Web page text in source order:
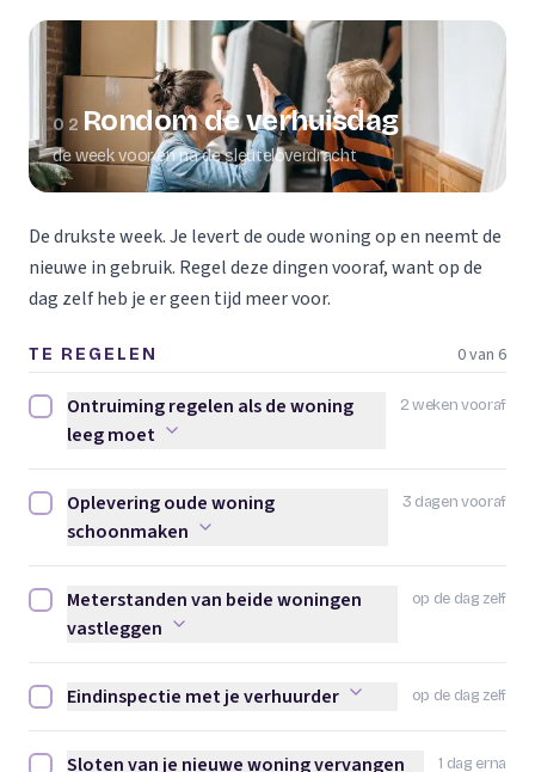
02 Rondom de verhuisdag
de week voor en na de sleuteloverdracht
De drukste week. Je levert de oude woning op en neemt de
nieuwe in gebruik. Regel deze dingen vooraf, want op de
dag zelf heb je er geen tijd meer voor.
TE REGELEN 0 van 6
2 weken vooraf
Ontruiming regelen als de woning leeg moet afvinken
Ontruiming regelen als de woning
leeg moet
3 dagen vooraf
Oplevering oude woning schoonmaken afvinken
Oplevering oude woning
schoonmaken
op de dag zelf
Meterstanden van beide woningen vastleggen afvinken
Meterstanden van beide woningen
vastleggen
op de dag zelf
Eindinspectie met je verhuurder afvinken
Eindinspectie met je verhuurder
1 dag erna
Sloten van je nieuwe woning vervangen